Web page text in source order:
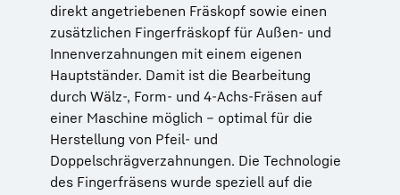
direkt angetriebenen Fräskopf sowie einen
zusätzlichen Fingerfräskopf für Außen- und
Innenverzahnungen mit einem eigenen
Hauptständer. Damit ist die Bearbeitung
durch Wälz-, Form- und 4-Achs-Fräsen auf
einer Maschine möglich – optimal für die
Herstellung von Pfeil- und
Doppelschrägverzahnungen. Die Technologie
des Fingerfräsens wurde speziell auf die